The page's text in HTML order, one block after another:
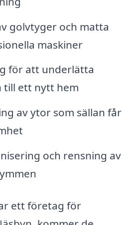
golvtyger och matta
maskiner
för att underlätta
till ett nytt hem
av ytor som sällan får
och rensning av
ett företag för